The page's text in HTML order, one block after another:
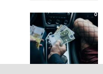
0